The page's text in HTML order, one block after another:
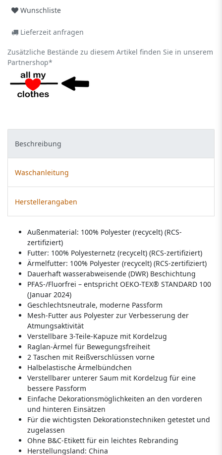
Wunschliste
Lieferzeit anfragen
Zusätzliche Bestände zu diesem Artikel finden Sie in unserem
Partnershop*
Beschreibung
Waschanleitung
Herstellerangaben
Außenmaterial: 100% Polyester (recycelt) (RCS-
zertifiziert)
Futter: 100% Polyesternetz (recycelt) (RCS-zertifiziert)
Ärmelfutter: 100% Polyester (recycelt) (RCS-zertifiziert)
Dauerhaft wasserabweisende (DWR) Beschichtung
PFAS-/Fluorfrei – entspricht OEKO-TEX® STANDARD 100
(Januar 2024)
Geschlechtsneutrale, moderne Passform
Mesh-Futter aus Polyester zur Verbesserung der
Atmungsaktivität
Verstellbare 3-Teile-Kapuze mit Kordelzug
Raglan-Ärmel für Bewegungsfreiheit
2 Taschen mit Reißverschlüssen vorne
Halbelastische Ärmelbündchen
Verstellbarer unterer Saum mit Kordelzug für eine
bessere Passform
Einfache Dekorationsmöglichkeiten an den vorderen
und hinteren Einsätzen
Für die wichtigsten Dekorationstechniken getestet und
zugelassen
Ohne B&C-Etikett für ein leichtes Rebranding
Herstellungsland: China